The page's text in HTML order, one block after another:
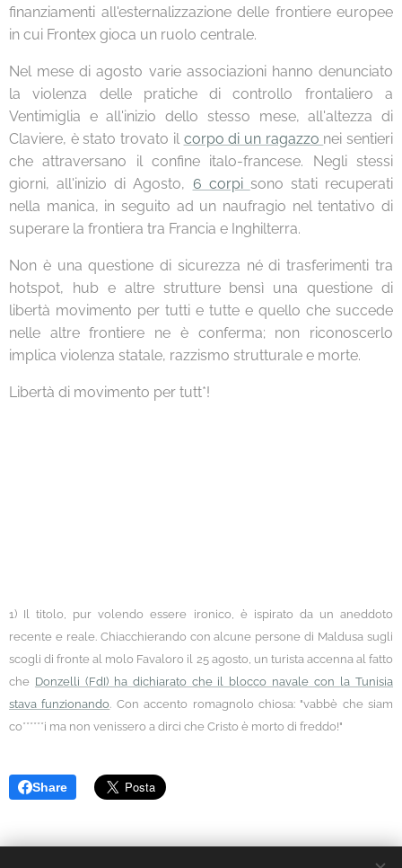
finanziamenti all'esternalizzazione delle frontiere europee
in cui Frontex gioca un ruolo centrale.
Nel mese di agosto varie associazioni hanno denunciato
la violenza delle pratiche di controllo frontaliero a
Ventimiglia e all'inizio dello stesso mese, all'altezza di
Claviere, è stato trovato il corpo di un ragazzo nei sentieri
che attraversano il confine italo-francese. Negli stessi
giorni, all'inizio di Agosto, 6 corpi sono stati recuperati
nella manica, in seguito ad un naufragio nel tentativo di
superare la frontiera tra Francia e Inghilterra.
Non è una questione di sicurezza né di trasferimenti tra
hotspot, hub e altre strutture bensì una questione di
libertà movimento per tutti e tutte e quello che succede
nelle altre frontiere ne è conferma; non riconoscerlo
implica violenza statale, razzismo strutturale e morte.
Libertà di movimento per tutt*!
1) Il titolo, pur volendo essere ironico, è ispirato da un aneddoto
recente e reale. Chiacchierando con alcune persone di Maldusa sugli
scogli di fronte al molo Favaloro il 25 agosto, un turista accenna al fatto
che Donzelli (FdI) ha dichiarato che il blocco navale con la Tunisia
stava funzionando. Con accento romagnolo chiosa: "vabbè che siam
co******i ma non venissero a dirci che Cristo è morto di freddo!"
Share